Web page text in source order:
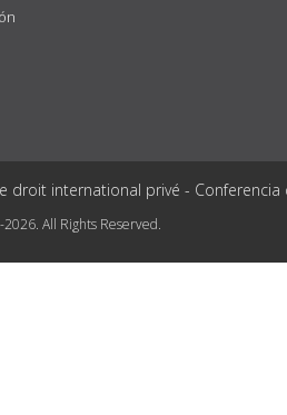
international privé -
All Rights Reserved.